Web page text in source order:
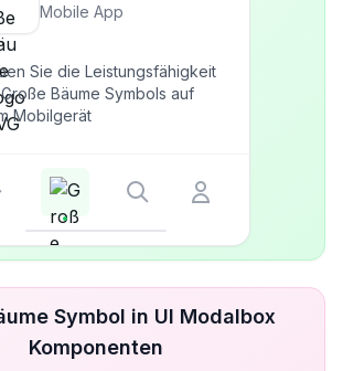
Mobile App
Sie die Leistungsfähigkeit
Bäume Symbols auf
Mobilgerät
Symbol in UI Modalbox
Komponenten